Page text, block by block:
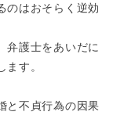
のはおそらく逆効
弁護士をあいだに
す。
と不貞行為の因果